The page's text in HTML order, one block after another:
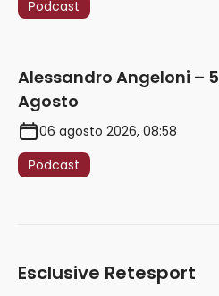
Podcast
Alessandro Angeloni – 5
Agosto
06 agosto 2026, 08:58
Podcast
Esclusive Retesport